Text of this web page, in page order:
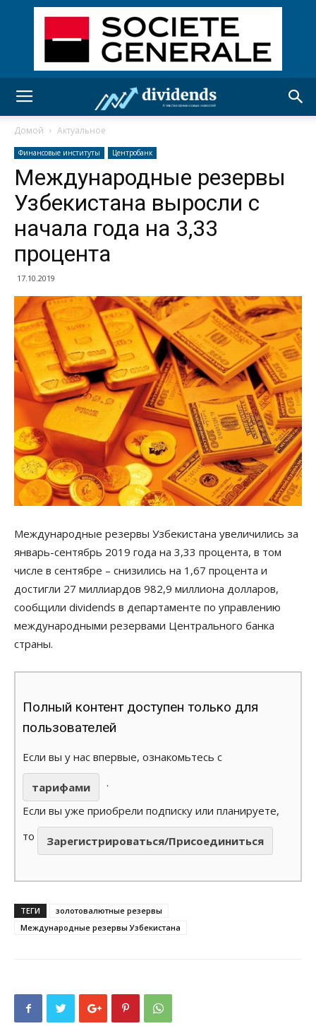
Домой Актуальное
Финансовые институты Центробанк
Международные резервы
Узбекистана выросли с
начала года на 3,33
процента
17.10.2019
Международные резервы Узбекистана увеличились за
январь-сентябрь 2019 года на 3,33 процента, в том
числе в сентябре – снизились на 1,67 процента и
достигли 27 миллиардов 982,9 миллиона долларов,
сообщили dividends в департаменте по управлению
международными резервами Центрального банка
страны.
Полный контент доступен только для
пользователей
Если вы у нас впервые, ознакомьтесь с
тарифами
.
Если вы уже приобрели подписку или планируете,
то
Зарегистрироваться/Присоединиться
ТЕГИ
золотовалютные резервы
Международные резервы Узбекистана